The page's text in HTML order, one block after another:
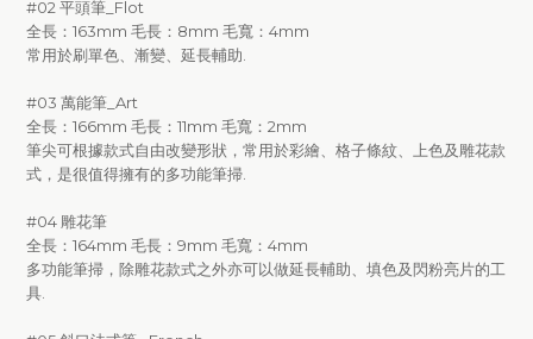
#02 平頭筆_Flot
全長：163mm 毛長：8mm 毛寬：4mm
常用於刷單色、漸變、延長輔助.
#03 萬能筆_Art
全長：166mm 毛長：11mm 毛寬：2mm
筆尖可根據款式自由改變形狀，常用於彩繪、格子條紋、上色及雕花款
式，是很值得擁有的多功能筆掃.
#04 雕花筆
全長：164mm 毛長：9mm 毛寬：4mm
多功能筆掃，除雕花款式之外亦可以做延長輔助、填色及閃粉亮片的工
具.